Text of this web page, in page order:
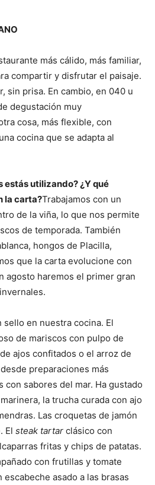
más cálido, más familiar,
compartir y disfrutar el paisaje.
sin prisa. En cambio, en 040 u
degustación muy
cosa, más flexible, con
cocina que se adapta al
estás utilizando? ¿Y qué
la carta?Trabajamos con un
de la viña, lo que nos permite
de temporada. También
hongos de Placilla,
que la carta evolucione con
agosto haremos el primer gran
sello en nuestra cocina. El
de mariscos con pulpo de
ajos confitados o el arroz de
preparaciones más
con sabores del mar. Ha gustado
la trucha curada con ajo
Las croquetas de jamón
El steak tartar clásico con
fritas y chips de patatas.
con frutillas y tomate
asado a las brasas